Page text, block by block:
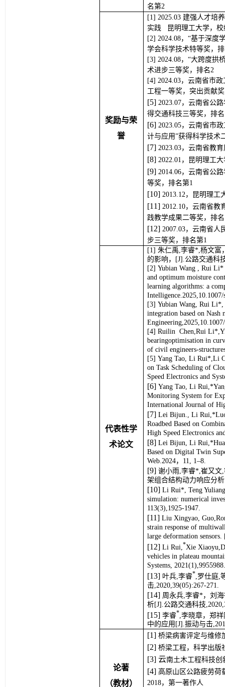
名第2
奖励与荣
誉
2025.03 建强人才培
实践
昆明理工大学，
2024.08，“基于深度
学会科学技术特等奖，
2024.08，“大跨度拱
术进步三等奖，排名2
2024.03，云南省市
工程一等奖，突出贡献奖
[5] 2023.07，云南省公
得交通科技三等奖，排
[6] 2023.05，云南省市
计与应用”获得科学技术
[7] 2023.03，云南省教
[8] 2022.01，昆明理工
[9] 2014.06，云南省公
等奖，排名第1
[10] 2013.12，昆明理工
[1 1] 2012.10，云南省教
践教学成果二等奖，排
[1 2] 2007.03，云南省人
步三等奖，排名第1
代表性学
术论文
朱仁禹,李睿*,杨文富
的影响，[J].公路交通科
Yubian Wang , Rui
and optimum moisture
learning algorithms: a
Yubian Wang, Rui
integration based on
Ruilin Chen,Rui Li*,Yi
bearingoptimisation in
of civil engineers-
Yang Tao, Li Rui*,Li
on Task Scheduling of
Speed Electronics and
[6] Yang Tao, Li
Monitoring System for
International Journal of
[7] Lei Bijun., Li
Roadbed Based on
High Speed Electronics
[8] Lei Bijun, Li
Based on Digital Twin
Web.2024，11, 1–8.
[9] 谢小雨,李睿*,崔又文
架组合结构动力响应分
[10] Li Rui*, Teng
simulation: numerical
113(3),1925-1947.
[11] Liu Xingyao,
strain response of
large deformation
[1 2] Li Rui, *Xie
vehicles in plateau
Systems, 2021(1),9955988.
[13] 叶兵,李睿* ,罗仕庭,
击,2020,39(05):267-271.
[14] 周永兵,李睿*，刘
析[J].公路交通科技
[1 5] 李睿* ,李晓章，郑
中的应用[J].振动与击
论著
（教材）
[1] 桥梁病害评定与维修
[2] 桥梁工程，科学出版
[3] 云南土木工程科技
[4] 高原山区公路疲劳荷
2018，第一著作人